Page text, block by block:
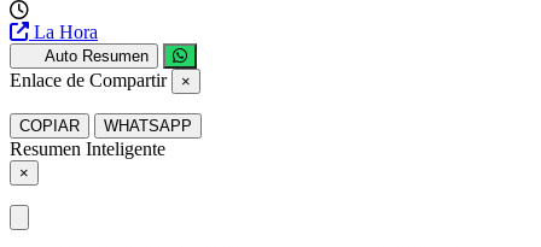
La Hora
Auto Resumen
Enlace de Compartir ×
COPIAR WHATSAPP
Resumen Inteligente
×